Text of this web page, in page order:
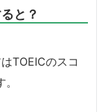
と？
TOEICのスコ